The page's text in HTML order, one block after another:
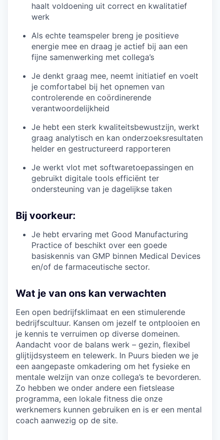
haalt voldoening uit correct en kwalitatief
werk
Als echte teamspeler breng je positieve
energie mee en draag je actief bij aan een
fijne samenwerking met collega’s
Je denkt graag mee, neemt initiatief en voelt
je comfortabel bij het opnemen van
controlerende en coördinerende
verantwoordelijkheid
Je hebt een sterk kwaliteitsbewustzijn, werkt
graag analytisch en kan onderzoeksresultaten
helder en gestructureerd rapporteren
Je werkt vlot met softwaretoepassingen en
gebruikt digitale tools efficiënt ter
ondersteuning van je dagelijkse taken
Bij voorkeur:
Je hebt ervaring met Good Manufacturing
Practice of beschikt over een goede
basiskennis van GMP binnen Medical Devices
en/of de farmaceutische sector.
Wat je van ons kan verwachten
Een open bedrijfsklimaat en een stimulerende
bedrijfscultuur. Kansen om jezelf te ontplooien en
je kennis te verruimen op diverse domeinen.
Aandacht voor de balans werk – gezin, flexibel
glijtijdsysteem en telewerk. In Puurs bieden we je
een aangepaste omkadering om het fysieke en
mentale welzijn van onze collega’s te bevorderen.
Zo hebben we onder andere een fietslease
programma, een lokale fitness die onze
werknemers kunnen gebruiken en is er een mental
coach aanwezig op de site.